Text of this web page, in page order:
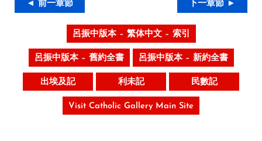
◄ 前一章節 下一章節 ►
呂振中版本 – 繁体中文 – 索引
呂振中版本 – 舊約全書 呂振中版本 – 新約全書
出埃及記 利未記 民數記
Visit Catholic Gallery Main Site